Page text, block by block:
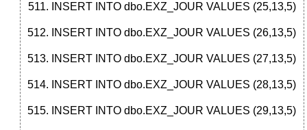
INSERT INTO dbo.EXZ_JOUR VALUES (25,13,5)
INSERT INTO dbo.EXZ_JOUR VALUES (26,13,5)
INSERT INTO dbo.EXZ_JOUR VALUES (27,13,5)
INSERT INTO dbo.EXZ_JOUR VALUES (28,13,5)
INSERT INTO dbo.EXZ_JOUR VALUES (29,13,5)